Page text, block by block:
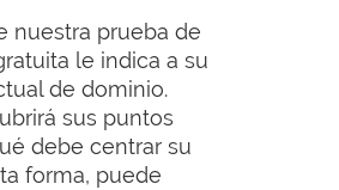
nuestra prueba de
le indica a su
de dominio.
sus puntos
debe centrar su
forma, puede